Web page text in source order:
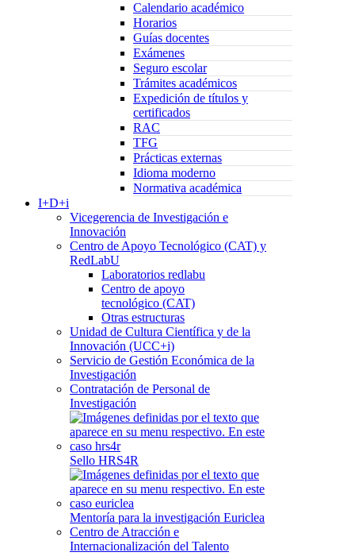
Calendario académico
Horarios
Guías docentes
Exámenes
Seguro escolar
Trámites académicos
Expedición de títulos y
certificados
RAC
TFG
Prácticas externas
Idioma moderno
Normativa académica
I+D+i
Vicegerencia de Investigación e
Innovación
Centro de Apoyo Tecnológico (CAT) y
RedLabU
Laboratorios redlabu
Centro de apoyo
tecnológico (CAT)
Otras estructuras
Unidad de Cultura Científica y de la
Innovación (UCC+i)
Servicio de Gestión Económica de la
Investigación
Contratación de Personal de
Investigación
Sello HRS4R
Mentoría para la investigación Euriclea
Centro de Atracción e
Internacionalización del Talento